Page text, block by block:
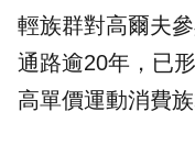
輕族群對高爾夫
通路逾20年，已
高單價運動消費